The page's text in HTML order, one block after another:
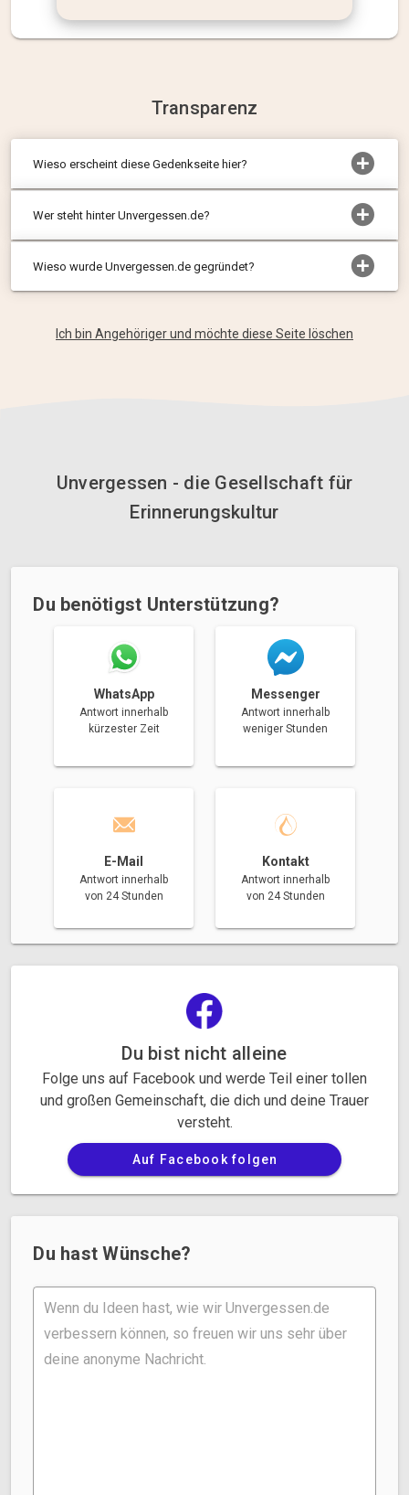
Transparenz
Wieso erscheint diese Gedenkseite hier?
Wer steht hinter Unvergessen.de?
Wieso wurde Unvergessen.de gegründet?
Ich bin Angehöriger und möchte diese Seite löschen
Unvergessen - die Gesellschaft für
Erinnerungskultur
Du benötigst Unterstützung?
WhatsApp
Antwort innerhalb
kürzester Zeit
Messenger
Antwort innerhalb
weniger Stunden
E-Mail
Antwort innerhalb
von 24 Stunden
Kontakt
Antwort innerhalb
von 24 Stunden
Du bist nicht alleine
Folge uns auf Facebook und werde Teil einer tollen
und großen Gemeinschaft, die dich und deine Trauer
versteht.
Auf Facebook folgen
Du hast Wünsche?